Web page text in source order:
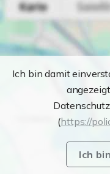
Ich bin damit
(https://
Ich